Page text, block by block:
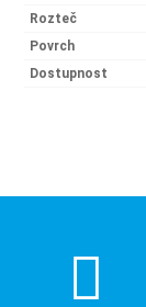
Rozteč
Povrch
Dostupnost